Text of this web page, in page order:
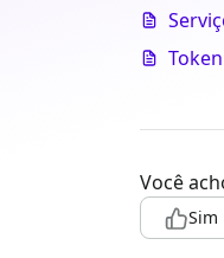
Você
Sim